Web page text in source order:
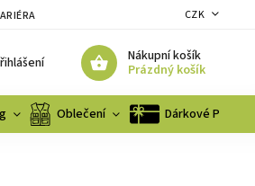
CZK
Nákupní košík
Prázdný košík
Oblečení Dárkové